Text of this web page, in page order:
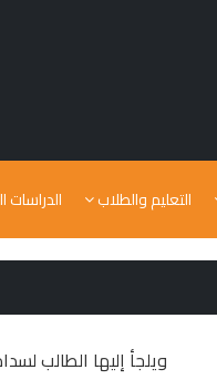
التعليم والطلاب الدراسات
ويلجأ إليها الطالب